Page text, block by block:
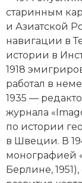
Империи
История
История
История,
Итория
старинным
и Азиатской
навигации в
истории в
1918
работал в
1935 —
журнала
по истории
в Швеции. В
монографией
Берлине,